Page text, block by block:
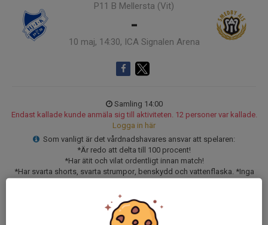
P11 B Mellersta (Vit)
-
10 maj, 14:30, ICA Signalen Arena
Samling 14:00
Endast kallade kunde anmäla sig till aktiviteten. 12 personer var kallade.
Logga in här
Som vanligt är det vårdnadshavares ansvar att spelaren:
*Är redo att delta till 100 procent!
*Har ätit och vilat ordentligt innan match!
*Har svarta shorts, svarta strumpor, benskydd och vattenflaska. *Inga
*Att spelaren är i tid till samling och andra tider som anges!
Svara på kallelsen senast onsdag den 6 maj klockan 17.00.